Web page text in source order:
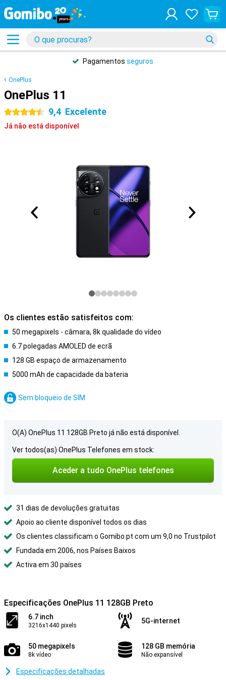
Pagamentos seguros
OnePlus
OnePlus 11
4.5 estrelas 9,4 Excelente
Já não está disponível
Os clientes estão satisfeitos com:
50 megapixels - câmara, 8k qualidade do vídeo
6.7 polegadas AMOLED de ecrã
128 GB espaço de armazenamento
5000 mAh de capacidade da bateria
Sem bloqueio de SIM
O(A) OnePlus 11 128GB Preto já não está disponível.
Ver todos(as) OnePlus Telefones em stock:
Aceder a tudo OnePlus telefones
31 dias de devoluções gratuitas
Apoio ao cliente disponível todos os dias
Os clientes classificam o Gomibo.pt com um 9,0 no Trustpilot
Fundada em 2006, nos Países Baixos
Activa em 30 países
Especificações OnePlus 11 128GB Preto
6.7 inch
3216x1440 pixels
5G-internet
50 megapixels
8k vídeo
128 GB memória
Não expansível
Especificações detalhadas